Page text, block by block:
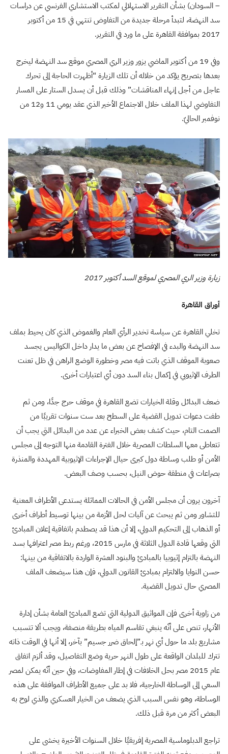
– السودان) بشأن التقرير الاستهلالي لمكتب الاستشاري الفرنسي عن دراسات
سد النهضة، لتبدأ مرحلة جديدة من التفاوض تنتهي في 15 من أكتوبر
2017 بموافقة القاهرة على ما ورد في التقرير.
وفي 19 من أكتوبر الماضي يزور وزير الري المصري موقع سد النهضة ليخرج
بعدها بتصريح يؤكد من خلاله أن تلك الزيارة “أظهرت الحاجة إلى تحرك
عاجل من أجل إنهاء المناقشات” وذلك قبل أن يسدل الستار على المسار
التفاوضي لهذا الملف خلال الاجتماع الأخير الذي عقد يومي 11 و12 من
نوفمبر الحاليّ.
زيارة وزير الري المصري لموقع السد أكتوبر 2017
أوراق القاهرة
تخلي القاهرة عن سياسة تخدير الرأي العام والغموض الذي كان يحيط بملف
سد النهضة والبدء في الإفصاح عن بعض ما يدار داخل الكواليس يجسد
صعوبة الموقف الذي باتت فيه مصر وخطورة الوضع الراهن في ظل تعنت
الطرف الإثيوبي في إكمال بناء السد دون أي اعتبارات أخرى.
ضعف البدائل وقلة الخيارات تضع القاهرة في موقف حرج جدًا، ومن ثم
طفت دعوات تدويل القضية على السطح بعد ست سنوات تقريبًا من
الصمت التام، حيث كشف بعض الخبراء عن عدد من البدائل التي يجب أن
تتعاطى معها السلطات المصرية خلال الفترة القادمة منها التوجه إلى مجلس
الأمن أو طلب وساطة دول كبرى حيال الإجراءات الإثيوبية المهددة والمنذرة
بصراعات في منطقة حوض النيل، بحسب وصف البعض.
آخرون يرون أن مجلس الأمن في الحالات المماثلة يستدعى الأطراف المعنية
للتشاور ومن ثم يبحث عن آليات لحل الأزمة من بينها توسيط أطراف أخرى
أو الذهاب إلى التحكيم الدولي، إلا أن هذا قد يصطدم باتفاقية إعلان المبادئ
التي وقعها قادة الدول الثلاثة في مارس 2015، ورغم ربط مصر اعترافها بسد
النهضة بالتزام إثيوبيا بالمبادئ والبنود العشرة الواردة بالاتفاقية من بينها:
حسن النوايا والالتزام بمبادئ القانون الدولي، فإن هذا سيضعف الملف
المصري حال تدويل القضية.
من زاوية أخرى فإن المواثيق الدولية التي تضع المبادئ العامة بشأن إدارة
الأنهار، تنص على أنّه ينبغي تقاسم المياه بطريقة منصفة، ويجب ألا تتسبب
مشاريع بلد ما حول أي نهر بـ”إلحاق ضرر جسيم” بآخر، إلا أنها في الوقت ذاته
تترك للبلدان الواقعة على طول النهر حرية وضع التفاصيل، وقد ألزم اتفاق
عام 2015 مصر بحل الخلافات في إطار المفاوضات، وفي حين أنّه يمكن لمصر
السعي إلى الوساطة الخارجية، فلا بد على جميع الأطراف الموافقة على هذه
الوساطة، وهو نفس السبب الذي يضعف من الخيار العسكري والذي لوح به
البعض أكثر من مرة قبل ذلك.
تراجع الدبلوماسية المصرية إفريقيًا خلال السنوات الأخيرة يخشى على